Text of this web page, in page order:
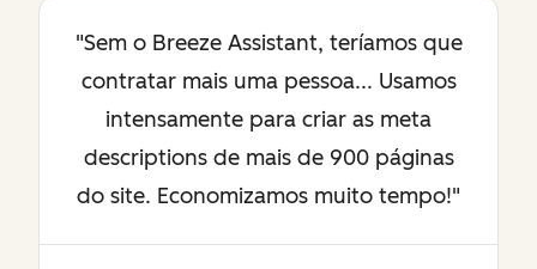
"Sem o Breeze Assistant, teríamos que
contratar mais uma pessoa... Usamos
intensamente para criar as meta
descriptions de mais de 900 páginas
do site. Economizamos muito tempo!"